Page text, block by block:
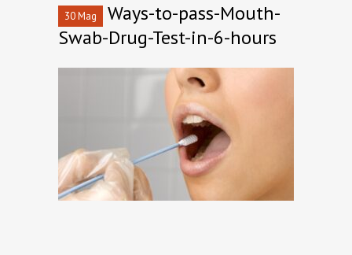
30 Mag
Ways-to-pass-Mouth-
Swab-Drug-Test-in-6-hours